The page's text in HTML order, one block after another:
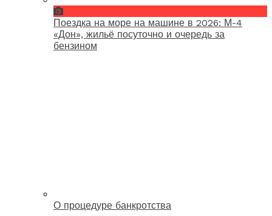
Поездка на море на машине в 2026: М-4
«Дон», жильё посуточно и очередь за
бензином
О процедуре банкротства